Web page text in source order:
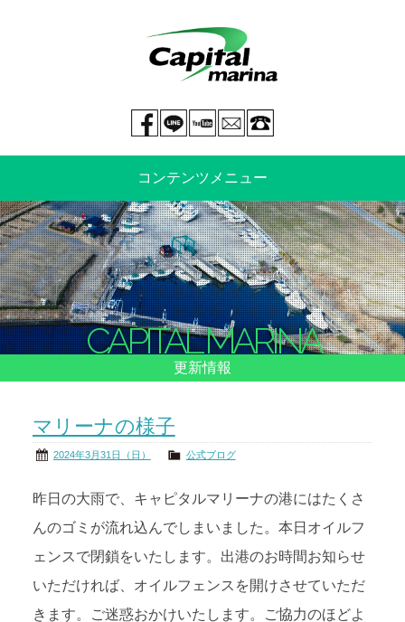
mail
You tube
LINE@
Facebook page
コンテンツメニュー
中古艇情報 新艇情報
船のご売却 整備・特殊艤装
船舶保険 マリーナ情報・料金表
茨城の海
会社概要 リンク
CAPITAL MARINA
更新情報
マリーナの様子
2024年3月31日（日） 公式ブログ
昨日の大雨で、キャピタルマリーナの港にはたくさ
んのゴミが流れ込んでしまいました。本日オイルフ
ェンスで閉鎖をいたします。出港のお時間お知らせ
いただければ、オイルフェンスを開けさせていただ
きます。ご迷惑おかけいたします。ご協力のほどよ